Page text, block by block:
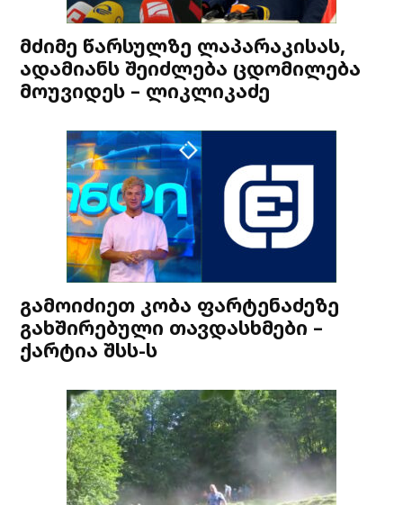
მძიმე წარსულზე ლაპარაკისას,
ადამიანს შეიძლება ცდომილება
მოუვიდეს – ლიკლიკაძე
გამოიძიეთ კობა ფარტენაძეზე
გახშირებული თავდასხმები –
ქარტია შსს-ს